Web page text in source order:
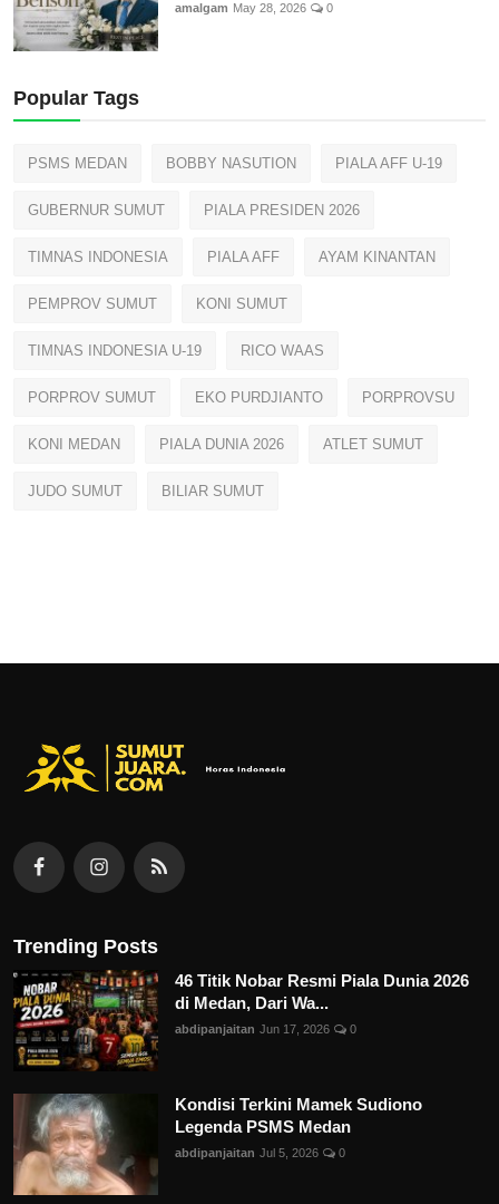
amalgam May 28, 2026 0
Popular Tags
PSMS MEDAN BOBBY NASUTION PIALA AFF U-19
GUBERNUR SUMUT PIALA PRESIDEN 2026
TIMNAS INDONESIA PIALA AFF AYAM KINANTAN
PEMPROV SUMUT KONI SUMUT
TIMNAS INDONESIA U-19 RICO WAAS
PORPROV SUMUT EKO PURDJIANTO PORPROVSU
KONI MEDAN PIALA DUNIA 2026 ATLET SUMUT
JUDO SUMUT BILIAR SUMUT
Trending Posts
46 Titik Nobar Resmi Piala Dunia 2026
di Medan, Dari Wa...
abdipanjaitan Jun 17, 2026 0
Kondisi Terkini Mamek Sudiono
Legenda PSMS Medan
abdipanjaitan Jul 5, 2026 0